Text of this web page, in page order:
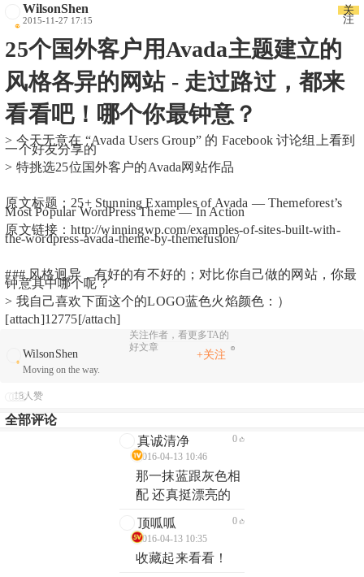
WilsonShen
2015-11-27 17:15
关
注
25个国外客户用Avada主题建立的
风格各异的网站 - 走过路过，都来
看看吧！哪个你最钟意？
> 今天无意在 “Avada Users Group” 的 Facebook 讨论组上看到
一个好友分享的
> 特挑选25位国外客户的Avada网站作品
原文标题：25+ Stunning Examples of Avada — Themeforest’s
Most Popular WordPress Theme — In Action
原文链接：http://winningwp.com/examples-of-sites-built-with-
the-wordpress-avada-theme-by-themefusion/
### 风格迥异，有好的有不好的；对比你自己做的网站，你最
钟意其中哪个呢？
> 我自己喜欢下面这个的LOGO蓝色火焰颜色：）
[attach]12775[/attach]
关注作者，看更多TA的
好文章
WilsonShen
Moving on the way.
+关注
18人赞
全部评论
真诚清净
2016-04-13 10:46
0
那一抹蓝跟灰色相
配 还真挺漂亮的
顶呱呱
2016-04-13 10:35
0
收藏起来看看！